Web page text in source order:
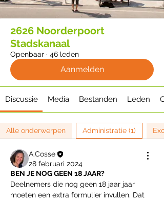
2626 Noorderpoort
Stadskanaal
Openbaar · 46 leden
Aanmelden
Discussie Media Bestanden Leden
Alle onderwerpen Administratie (1)
A.Cosse
28 februari 2024
BEN JE NOG GEEN 18 JAAR?
Deelnemers die nog geen 18 jaar jaar
moeten een extra formulier invullen. Dat